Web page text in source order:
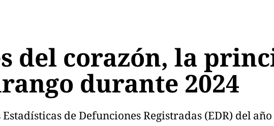
del corazón, la
durante 2024
de Defunciones Registradas (EDR) del